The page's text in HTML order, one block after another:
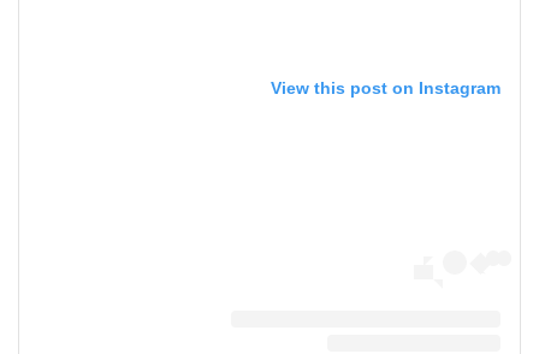
View this post on Instagram